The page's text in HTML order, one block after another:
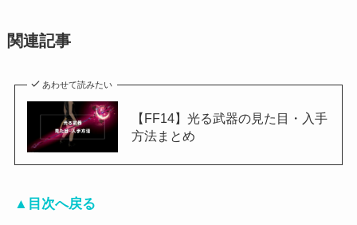
関連記事
あわせて読みたい
【FF14】光る武器の見た目・入手
方法まとめ
▲目次へ戻る